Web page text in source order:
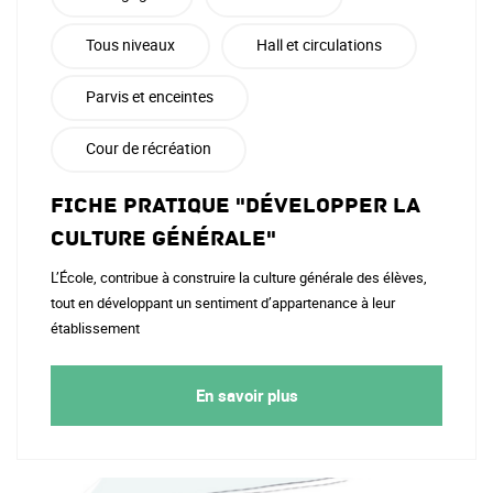
Tous niveaux Hall et circulations
Parvis et enceintes
Cour de récréation
Fiche pratique "Développer la
culture générale"
L’École, contribue à construire la culture générale des élèves,
tout en développant un sentiment d’appartenance à leur
établissement
En savoir plus